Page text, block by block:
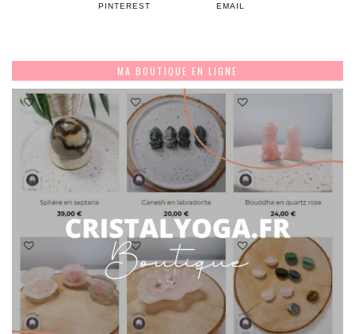
PINTEREST EMAIL
MA BOUTIQUE EN LIGNE